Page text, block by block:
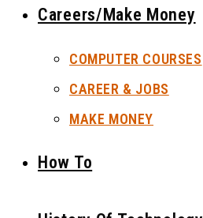
Careers/Make Money
COMPUTER COURSES
CAREER & JOBS
MAKE MONEY
How To